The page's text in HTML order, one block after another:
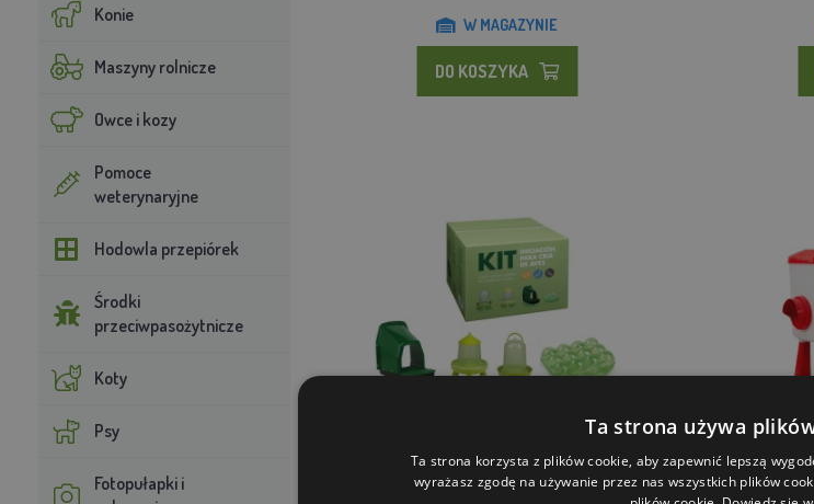
Konie
Maszyny rolnicze
Owce i kozy
Pomoce
weterynaryjne
Hodowla przepiórek
Środki
przeciwpasożytnicze
Koty
Psy
Fotopułapki i
W MAGAZYNIE
DO KOSZYKA
Podstawowy zestaw do odchowu kur niosek -
gniazdo, karmnik, ...
Ta strona używa
Ta strona korzysta z plików cookie, aby zapewnić lepszą
wyrażasz zgodę na używanie przez nas wszystkich plików